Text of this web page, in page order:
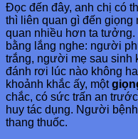
Đọc đến đây, anh chị có
thì liên quan gì đến giọng
quan nhiều hơn ta tưởng.
bằng lắng nghe: người
trắng, người mẹ sau sinh
đánh rơi lúc nào không
khoảnh khắc ấy, một
chắc, có sức trấn an
huy tác dụng. Người
thang thuốc.